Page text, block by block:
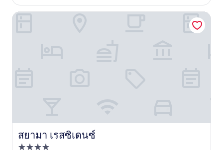
สยามา เรสซิเดนซ์
สยามา เรสซิเดนซ์
สยามา เรสซิเดนซ์